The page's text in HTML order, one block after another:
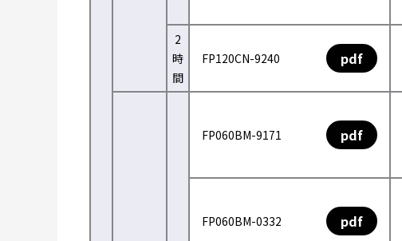
2
時
間
FP120CN-9240 pdf
FP060BM-9171 pdf
FP060BM-0332 pdf